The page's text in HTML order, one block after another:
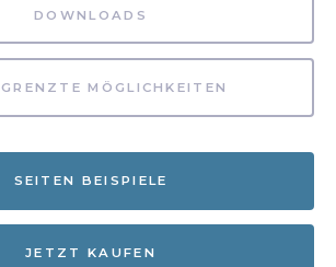
DOWNLOADS
MÖGLICHKEITEN
SEITEN BEISPIELE
JETZT KAUFEN